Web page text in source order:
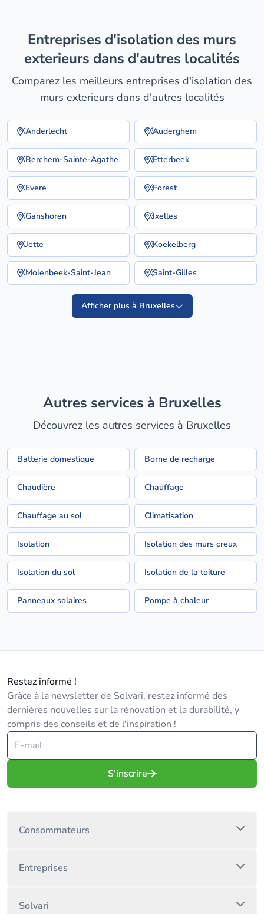
entreprises d'isolation des murs
exterieurs dans d'autres localités
Comparez les meilleurs entreprises d'isolation des
murs exterieurs dans d'autres localités
Anderlecht Auderghem
Berchem-Sainte-Agathe Etterbeek
Evere Forest
Ganshoren Ixelles
Jette Koekelberg
Molenbeek-Saint-Jean Saint-Gilles
Afficher plus à Bruxelles
Autres services à Bruxelles
Découvrez les autres services à Bruxelles
Batterie domestique Borne de recharge
Chaudière Chauffage
Chauffage au sol Climatisation
Isolation Isolation des murs creux
Isolation du sol Isolation de la toiture
Panneaux solaires Pompe à chaleur
Restez informé !
Grâce à la newsletter de Solvari, restez informé des
dernières nouvelles sur la rénovation et la durabilité, y
compris des conseils et de l'inspiration !
S'inscrire
Consommateurs
Entreprises
Solvari